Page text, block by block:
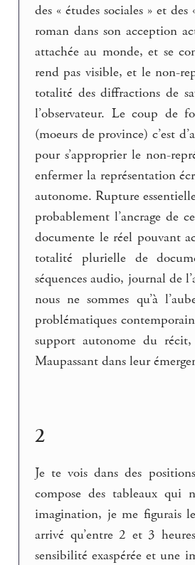
des « études sociales » et
roman dans son acception
attachée au monde, et se
rend pas visible, et le non-
totalité des diffractions de
l’observateur. Le coup de
(moeurs de province) c’est
pour s’approprier le non-
enfermer la représentation
autonome. Rupture
probablement l’ancrage de
documente le réel pouvant
totalité plurielle de
séquences audio, journal de
nous ne sommes qu’à
problématiques
support autonome du
Maupassant dans leur
2
Je te vois dans des
compose des tableaux
imagination, je me figurais
arrivé qu’entre 2 et 3
sensibilité exaspérée et une